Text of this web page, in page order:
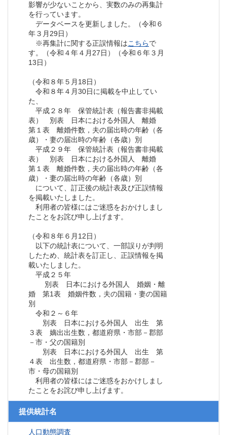
影響が少ないことから、実数のみの再集計
を行っています。
データベースを更新しました。（令和６
年３月29日）
※再集計に関する正誤情報はこちらで
す。（令和４年４月27日）（令和６年３月
13日）
（令和８年５月18日）
令和８年４月30日に掲載を中止してい
た、
平成２８年 保管統計表（報告書非掲載
表） 別表 日本における外国人 離婚
第１表 離婚件数，夫の届出時の年齢（各
歳）・妻の届出時の年齢（各歳）別
平成２９年 保管統計表（報告書非掲載
表） 別表 日本における外国人 離婚
第１表 離婚件数，夫の届出時の年齢（各
歳）・妻の届出時の年齢（各歳）別
について、訂正後の統計表及び正誤情報
を掲載いたしました。
利用者の皆様にはご迷惑をおかけしまし
たことをお詫び申し上げます。
（令和８年６月12日）
以下の統計表について、一部誤りが判明
したため、統計表を訂正し、正誤情報を掲
載いたしました。
平成２５年
別表 日本における外国人 婚姻・離
婚 第1表 婚姻件数，夫の国籍・妻の国籍
別
令和２～６年
別表 日本における外国人 出生 第
３表 嫡出出生数，都道府県・市部－郡部
－市・父の国籍別
別表 日本における外国人 出生 第
４表 出生数，都道府県・市部－郡部－
市・母の国籍別
利用者の皆様にはご迷惑をおかけしまし
たことをお詫び申し上げます。
提供統計名
人口動態調査